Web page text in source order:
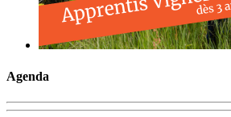
Agenda